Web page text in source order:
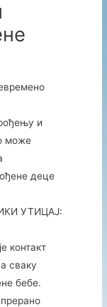
и
може
деце
УТИЦАЈ:
контакт
сваку
бебе.